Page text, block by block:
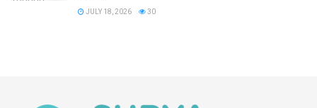
JULY 18, 2026 30